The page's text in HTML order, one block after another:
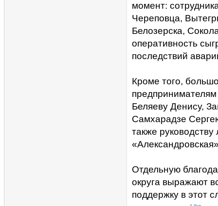
момент:
Череповца,
Белозерска,
оперативность
последствий
Кроме того,
Беляеву Денису,
Самхарадзе
также
Отдельную
округа выражают
поддержку в этот